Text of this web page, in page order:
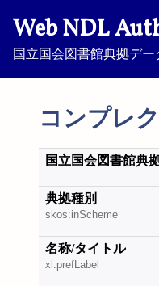
Web NDL
国立国会図書館典拠デ
コンプレ
国立国会図書館典
典拠種別
skos:inScheme
名称/タイトル
xl:prefLabel